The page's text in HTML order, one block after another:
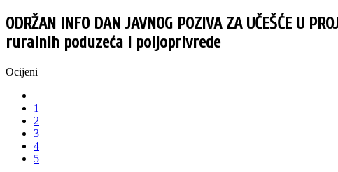
ODRŽAN INFO DAN JAVNOG POZIVA ZA UČEŠĆE U
ruralnih poduzeća i poljoprivrede
Ocijeni
1
2
3
4
5